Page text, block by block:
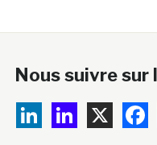
Nous suivre sur